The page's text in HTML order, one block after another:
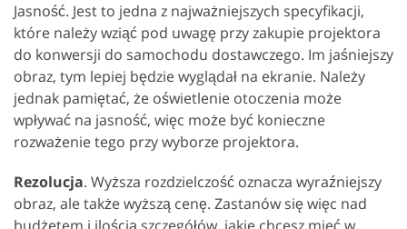
Jasność. Jest to jedna z najważniejszych specyfikacji,
które należy wziąć pod uwagę przy zakupie projektora
do konwersji do samochodu dostawczego. Im jaśniejszy
obraz, tym lepiej będzie wyglądał na ekranie. Należy
jednak pamiętać, że oświetlenie otoczenia może
wpływać na jasność, więc może być konieczne
rozważenie tego przy wyborze projektora.
Rezolucja. Wyższa rozdzielczość oznacza wyraźniejszy
obraz, ale także wyższą cenę. Zastanów się więc nad